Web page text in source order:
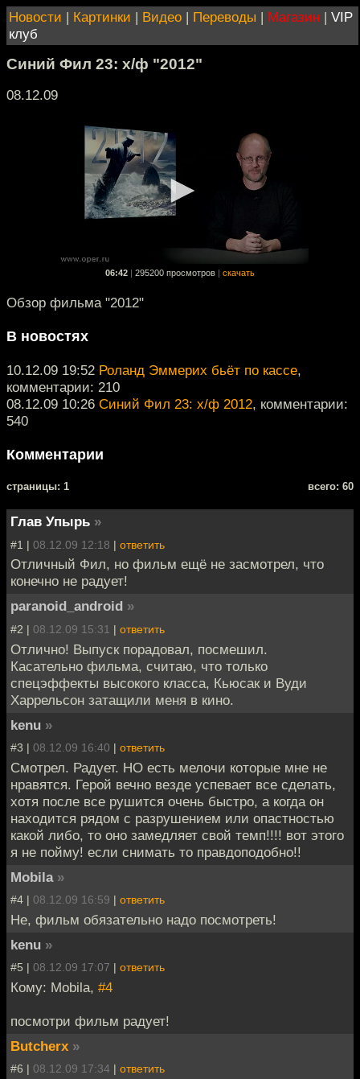
Новости | Картинки | Видео | Переводы | Магазин | VIP
клуб
Синий Фил 23: х/ф "2012"
08.12.09
06:42 295200 просмотров скачать
Обзор фильма "2012"
В новостях
10.12.09 19:52 Роланд Эммерих бьёт по кассе,
комментарии: 210
08.12.09 10:26 Синий Фил 23: х/ф 2012, комментарии:
540
Комментарии
cтраницы: 1 всего: 60
Глав Упырь »
#1 | 08.12.09 12:18 | ответить
Отличный Фил, но фильм ещё не засмотрел, что
конечно не радует!
paranoid_android »
#2 | 08.12.09 15:31 | ответить
Отлично! Выпуск порадовал, посмешил.
Касательно фильма, считаю, что только
спецэффекты высокого класса, Кьюсак и Вуди
Харрельсон затащили меня в кино.
kenu »
#3 | 08.12.09 16:40 | ответить
Смотрел. Радует. НО есть мелочи которые мне не
нравятся. Герой вечно везде успевает все сделать,
хотя после все рушится очень быстро, а когда он
находится рядом с разрушением или опастностью
какой либо, то оно замедляет свой темп!!!! вот этого
я не пойму! если снимать то правдоподобно!!
Mobila »
#4 | 08.12.09 16:59 | ответить
Не, фильм обязательно надо посмотреть!
kenu »
#5 | 08.12.09 17:07 | ответить
Кому: Mobila, #4
посмотри фильм радует!
Butcherx »
#6 | 08.12.09 17:34 | ответить